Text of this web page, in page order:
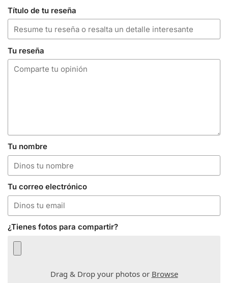
Título de tu reseña
Tu reseña
Tu nombre
Tu correo electrónico
¿Tienes fotos para compartir?
Drag & Drop your photos or Browse